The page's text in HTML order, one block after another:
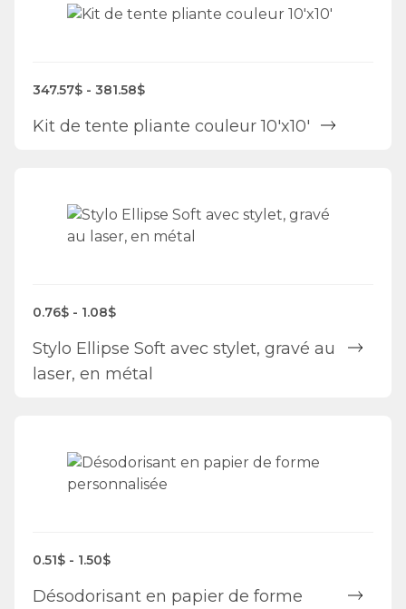
347.57$ - 381.58$
Kit de tente pliante couleur 10'x10'
0.76$ - 1.08$
Stylo Ellipse Soft avec stylet, gravé au
laser, en métal
0.51$ - 1.50$
Désodorisant en papier de forme